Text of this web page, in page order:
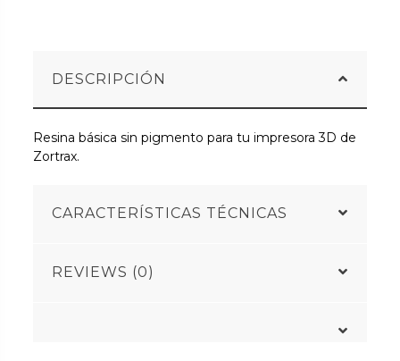
DESCRIPCIÓN
Resina básica sin pigmento para tu impresora 3D de
Zortrax.
CARACTERÍSTICAS TÉCNICAS
REVIEWS (0)